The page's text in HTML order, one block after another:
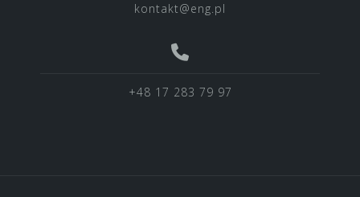
kontakt@eng.pl
+48 17 283 79 97